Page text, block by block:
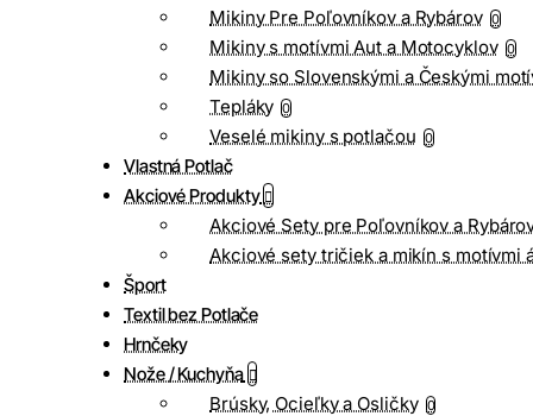
Mikiny Pre Poľovníkov a Rybárov 0
Mikiny s motívmi Aut a Motocyklov 0
Mikiny so Slovenskými a Českými
Tepláky 0
Veselé mikiny s potlačou 0
Vlastná Potlač
Akciové Produkty
Akciové Sety pre Poľovníkov a
Akciové sety tričiek a mikín s motívmi
Šport
Textil bez Potlače
Hrnčeky
Nože / Kuchyňa
Brúsky, Ocieľky a Osličky 0